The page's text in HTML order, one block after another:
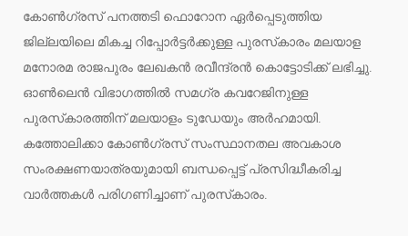
കോണ്‍ഗ്രസ് പനത്തടി ഫൊറോന ഏര്‍പ്പെടുത്തിയ
ജില്ലയിലെ മികച്ച റിപ്പോര്‍ട്ടര്‍ക്കുള്ള പുരസ്‌കാരം മലയാള
മനോരമ രാജപുരം ലേഖകന്‍ രവീന്ദ്രൻ കൊട്ടോടിക്ക് ലഭിച്ചു.
ഓണ്‍ലെന്‍ വിഭാഗത്തില്‍ സമഗ്ര കവറേജിനുള്ള
പുരസ്‌കാരത്തിന് മലയാളം ടുഡേയും അര്‍ഹമായി.
കത്തോലിക്കാ കോണ്‍ഗ്രസ് സംസ്ഥാനതല അവകാശ
സംരക്ഷണയാത്രയുമായി ബന്ധപ്പെട്ട് പ്രസിദ്ധീകരിച്ച
വാര്‍ത്തകള്‍ പരിഗണിച്ചാണ് പുരസ്‌കാരം.